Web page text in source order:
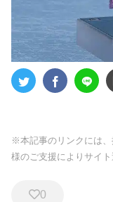
※本記事のリンクには
様のご支援によりサイト
0